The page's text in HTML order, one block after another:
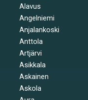
Alavus
Angelniemi
Anjalankoski
Anttola
Artjärvi
Asikkala
Askainen
Askola